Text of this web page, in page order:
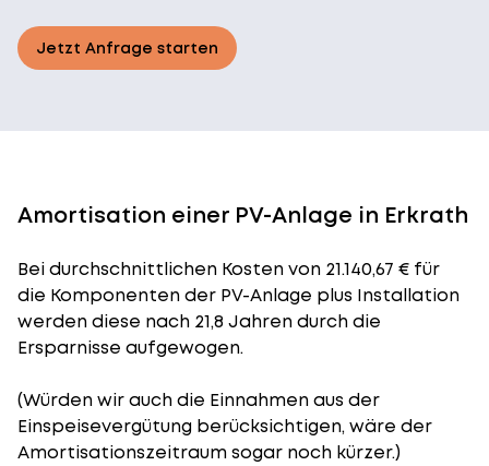
Jetzt Anfrage starten
Amortisation einer PV-Anlage in Erkrath
Bei durchschnittlichen Kostenvon 21.140,67 € für
die Komponenten der PV-Anlage plus Installation
werden diese nach 21,8 Jahren durch die
Ersparnisse aufgewogen.
(Würden wir auch die Einnahmen aus der
Einspeisevergütung berücksichtigen, wäre der
Amortisationszeitraumsogar noch kürzer.)